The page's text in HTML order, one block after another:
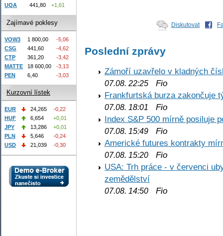
Diskutovat
Poslední zprávy
Zámoří uzavřelo v kladných
07.08. 22:25 Fio
Frankfurtská burza zakončuje
07.08. 18:01
Fio
Index S&P 500 mírně posiluje
07.08. 15:49 Fio
Americké futures kontrakty
07.08. 15:20 Fio
USA: Trh práce - v červenci
zemědělství
07.08. 14:50 Fio
UQA
441,80 +1,61
Zajímavé poklesy
VOW3 1 800,00
-5,06
CSG
441,60
-4,62
CTP
361,20
-3,42
MATTE
18 600,00
-3,13
PEN
6,40 -3,03
Kurzovní lístek
EUR 24,265
-0,22
HUF
6,654
+0,01
JPY
13,286
+0,01
PLN
5,646
-0,24
USD
21,039 -0,30